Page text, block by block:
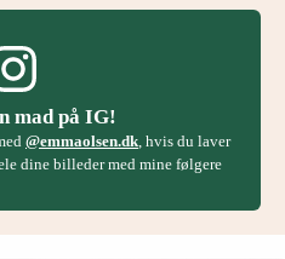
mad på IG!
@emmaolsen.dk , hvis du laver
dine billeder med mine følgere